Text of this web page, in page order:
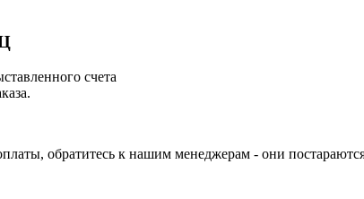
счета
обратитесь к нашим менеджерам - они